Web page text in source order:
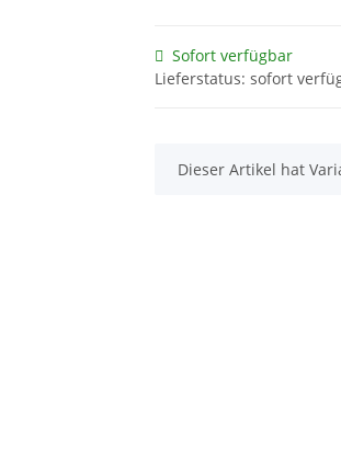
Sofort verfügbar
Lieferstatus: sofort
x
Dieser Artikel hat